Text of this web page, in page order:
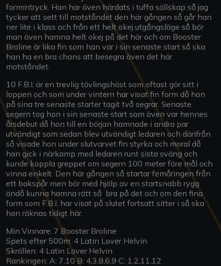
formintryck. Han har även härdats i tuffa sällskap så jag
tycker att sett till motståndet den här gången så går han
ner lite i klass och från ett helt okej utgångsläge så bör
man även hamna helt okej på det här och om Booster
Broline är lika fin som han var i sin senaste start så ska
han ha en bra chans att besegra även det här
motståndet.
10 F.B.I. är en trevlig tävlingshäst som oftast gör sitt i
loppen och som under vintern har visat fin form då hon
på sina tre senaste starter tagit två segrar. Senaste
segern tog hon i sin senaste start som även var hennes
årsdebut då hon till en början hamnade i andra par
utvändigt som sedan blev utvändigt ledaren och därifrån
så visade hon under slutvarvet fin styrka och moral då
hon gick i närkamp med ledaren runt sista sväng och
kunde koppla greppet om segern 100 meter före mål och
vinna enkelt. Den här gången så startar femåringen från
ett bakspår men bör med hjälp av en startsnabb rygg
ändå kunna hamna rätt så bra på det och om den fina
form som F.B.I. har visat på slutet fortsatt sitter i så ska
hon räknas tidigt här.
Min Vinnare: 7 Booster Broline
Spets efter 500m: 4 Latin Lover Helvin
Skrällen: 4 Latin Lover Helvin
Rankingen: A: 7,10 B: 4,3,8,6,9 C: 1,2,11,12